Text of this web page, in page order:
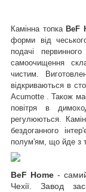
Камінна топка BeF
форми від
подачі
самоочищення
чистим.
відкриваються в
Acumotte . Також
повітря в
регулюються. Камін
бездоганного
полум'ям, що йде з
BeF Home -
Чехії. Завод